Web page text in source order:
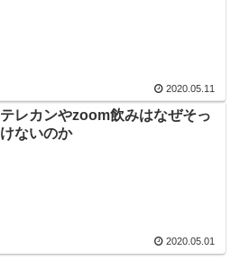
2020.05.11
テレカンやzoom飲みはなぜそっ
けないのか
2020.05.01